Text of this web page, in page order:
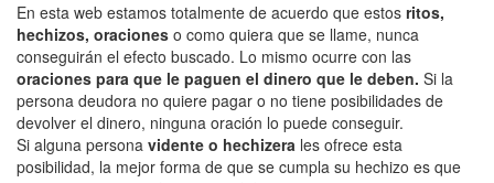
En esta web estamos totalmente de acuerdo que estos ritos,
hechizos, oraciones o como quiera que se llame, nunca
conseguirán el efecto buscado. Lo mismo ocurre con las
oraciones para que le paguen el dinero que le deben. Si la
persona deudora no quiere pagar o no tiene posibilidades de
devolver el dinero, ninguna oración lo puede conseguir.
Si alguna persona vidente o hechizera les ofrece esta
posibilidad, la mejor forma de que se cumpla su hechizo es que